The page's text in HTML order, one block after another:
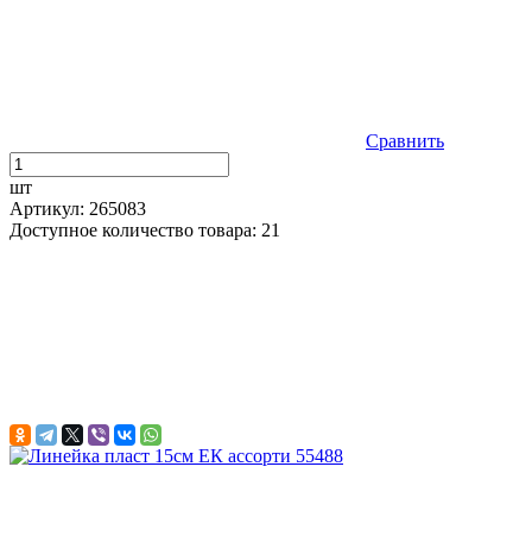
Сравнить
шт
Артикул: 265083
Доступное количество товара: 21